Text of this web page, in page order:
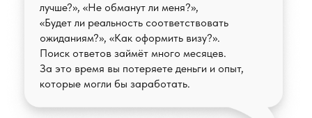
лучше?», «Не обманут ли меня?»,
«Будет ли реальность соответствовать
ожиданиям?», «Как оформить визу?».
Поиск ответов займёт много месяцев.
За это время вы потеряете деньги и опыт,
которые могли бы заработать.